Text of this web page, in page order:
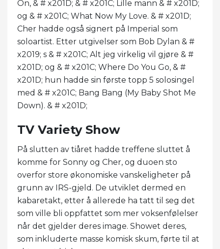
On, & # x201D; & # x201C; Lille mann & # x201D;
og & # x201C; What Now My Love. & # x201D;
Cher hadde også signert på Imperial som
soloartist. Etter utgivelser som Bob Dylan & #
x2019; s & # x201C; Alt jeg virkelig vil gjøre & #
x201D; og & # x201C; Where Do You Go, & #
x201D; hun hadde sin første topp 5 solosingel
med & # x201C; Bang Bang (My Baby Shot Me
Down). & # x201D;
TV Variety Show
På slutten av tiåret hadde treffene sluttet å
komme for Sonny og Cher, og duoen sto
overfor store økonomiske vanskeligheter på
grunn av IRS-gjeld. De utviklet dermed en
kabaretakt, etter å allerede ha tatt til seg det
som ville bli oppfattet som mer voksenfølelser
når det gjelder deres image. Showet deres,
som inkluderte masse komisk skum, førte til at